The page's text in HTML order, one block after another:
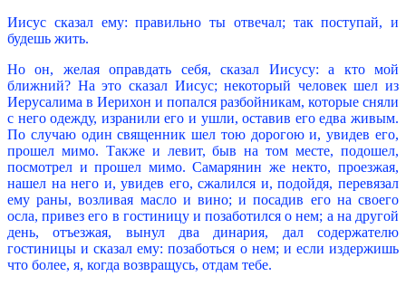
Иисус сказал ему: правильно ты отвечал; так поступай, и
будешь жить.
Но он, желая оправдать себя, сказал Иисусу: а кто мой
ближний? На это сказал Иисус; некоторый человек шел из
Иерусалима в Иерихон и попался разбойникам, которые сняли
с него одежду, изранили его и ушли, оставив его едва живым.
По случаю один священник шел тою дорогою и, увидев его,
прошел мимо. Также и левит, быв на том месте, подошел,
посмотрел и прошел мимо. Самарянин же некто, проезжая,
нашел на него и, увидев его, сжалился и, подойдя, перевязал
ему раны, возливая масло и вино; и посадив его на своего
осла, привез его в гостиницу и позаботился о нем; а на другой
день, отъезжая, вынул два динария, дал содержателю
гостиницы и сказал ему: позаботься о нем; и если издержишь
что более, я, когда возвращусь, отдам тебе.